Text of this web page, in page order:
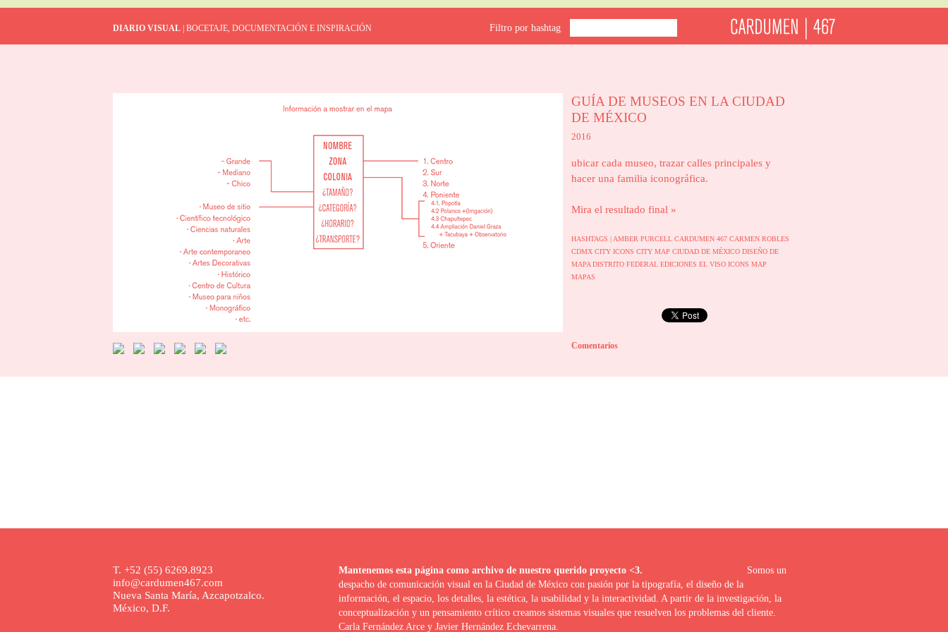
DIARIO VISUAL | BOCETAJE, DOCUMENTACIÓN E INSPIRACIÓN Filtro por hashtag
GUÍA DE MUSEOS EN LA CIUDAD
DE MÉXICO
2016
ubicar cada museo, trazar calles principales y
hacer una familia iconográfica.
Mira el resultado final »
HASHTAGS | AMBER PURCELL CARDUMEN 467 CARMEN ROBLES
CDMX CITY ICONS CITY MAP CIUDAD DE MÉXICO DISEÑO DE
MAPA DISTRITO FEDERAL EDICIONES EL VISO ICONS MAP
MAPAS
Comentarios
T. +52 (55) 6269.8923
info@cardumen467.com
Nueva Santa María, Azcapotzalco.
México, D.F.
Mantenemos esta página como archivo de nuestro querido proyecto <3.
Somos un
despacho de comunicación visual en la Ciudad de México con pasión por la tipografía, el diseño de la
información, el espacio, los detalles, la estética, la usabilidad y la interactividad. A partir de la investigación, la
conceptualización y un pensamiento crítico creamos sistemas visuales que resuelven los problemas del cliente.
Carla Fernández Arce y Javier Hernández Echevarrena.